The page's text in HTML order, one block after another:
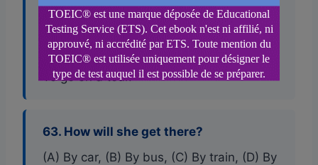
city?
(A) To attend a sale, (B) To go to a
meeting, (C) To get her car repaired, (D)
To go on a tour.
63. How will she get there?
(A) By car, (B) By bus, (C) By train, (D) By